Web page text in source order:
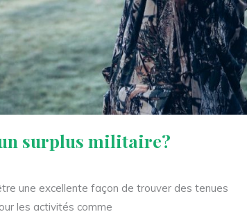
surplus militaire?
une excellente façon de trouver des tenues
les activités comme